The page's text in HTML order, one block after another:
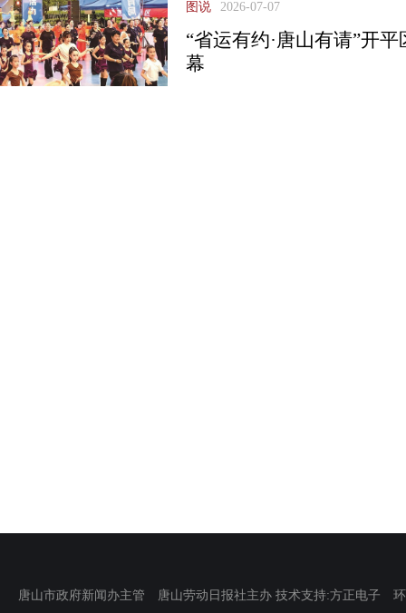
图说 2026-07-07
“省运有约·唐山有请”开
幕
唐山市政府新闻办主管 唐山劳动日报社主办 技术支持:方正电子